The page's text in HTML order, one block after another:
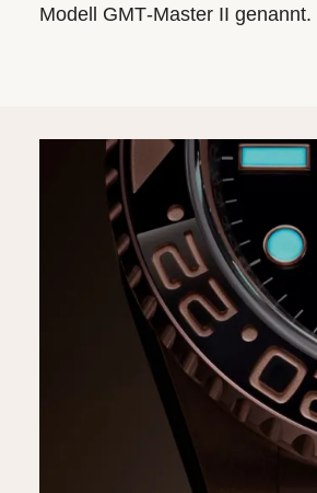
Modell GMT‑Master II genannt.